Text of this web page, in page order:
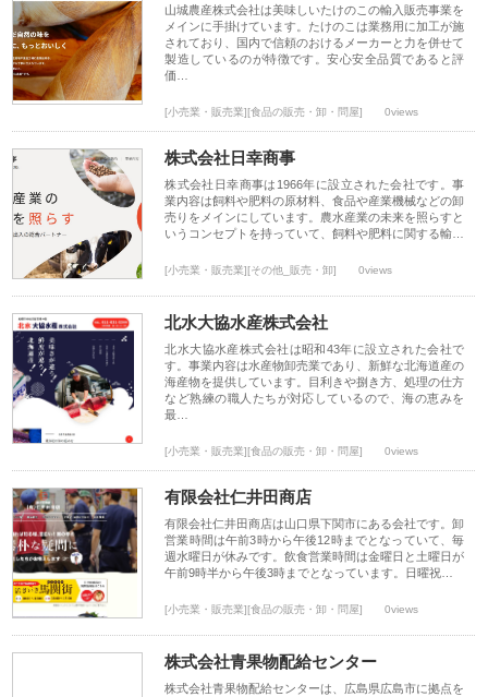
山城農産株式会社は美味しいたけのこの輸入販売事業を
メインに手掛けています。たけのこは業務用に加工が施
されており、国内で信頼のおけるメーカーと力を併せて
製造しているのが特徴です。安心安全品質であると評
価…
[小売業・販売業][食品の販売・卸・問屋] 0views
株式会社日幸商事
株式会社日幸商事は1966年に設立された会社です。事
業内容は飼料や肥料の原材料、食品や産業機械などの卸
売りをメインにしています。農水産業の未来を照らすと
いうコンセプトを持っていて、飼料や肥料に関する輸…
[小売業・販売業][その他_販売・卸] 0views
北水大協水産株式会社
北水大協水産株式会社は昭和43年に設立された会社で
す。事業内容は水産物卸売業であり、新鮮な北海道産の
海産物を提供しています。目利きや捌き方、処理の仕方
など熟練の職人たちが対応しているので、海の恵みを
最…
[小売業・販売業][食品の販売・卸・問屋] 0views
有限会社仁井田商店
有限会社仁井田商店は山口県下関市にある会社です。卸
営業時間は午前3時から午後12時までとなっていて、毎
週水曜日が休みです。飲食営業時間は金曜日と土曜日が
午前9時半から午後3時までとなっています。日曜祝…
[小売業・販売業][食品の販売・卸・問屋] 0views
株式会社青果物配給センター
株式会社青果物配給センターは、広島県広島市に拠点を